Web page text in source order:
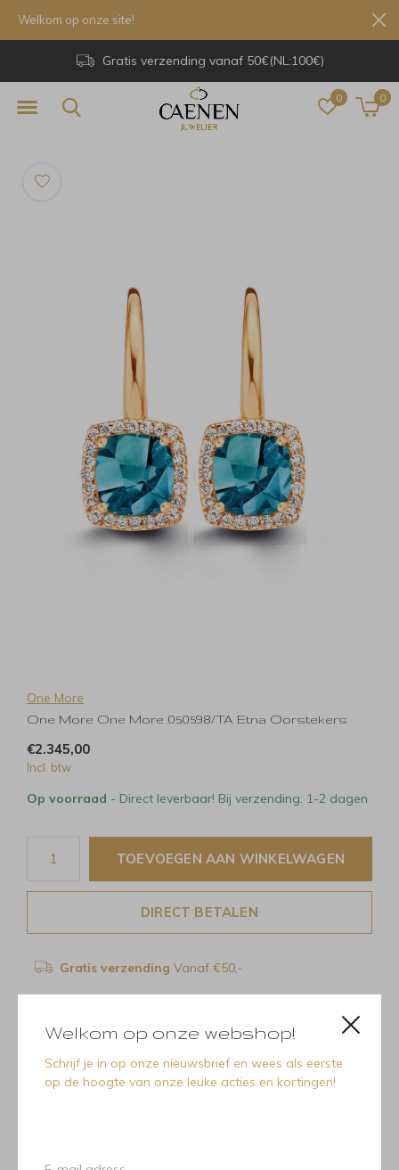
Welkom op onze webshop!
Schrijf je in op onze nieuwsbrief en wees als eerste
op de hoogte van onze leuke acties en kortingen!
0 0
Gratis verzending vanaf 50€(NL:100€)
Welkom op onze site!
One More
One More One More 050598/TA Etna Oorstekers
€2.345,00
Incl. btw
Op voorraad - Direct leverbaar! Bij verzending: 1-2 dagen
TOEVOEGEN AAN WINKELWAGEN
DIRECT BETALEN
Gratis verzending Vanaf €50,-